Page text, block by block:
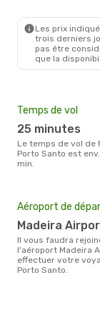
Les prix
trois derniers
pas être
que la
Temps de vol
25 minutes
Le temps de vol de Funchal vers
Porto Santo est
min.
Aéroport de
Madeira
Il vous faudra rejoindre
l'aéroport Madeira
effectuer votre
Porto Santo.